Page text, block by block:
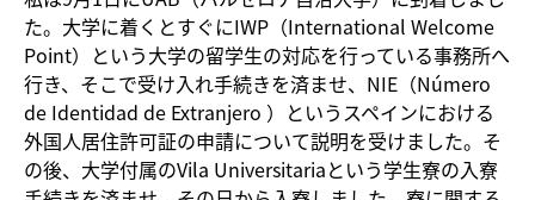
た。大学に着くとすぐにIWP（International Welcome
Point）という大学の留学生の対応を行っている事務所へ
行き、そこで受け入れ手続きを済ませ、NIE（Número
de Identidad de Extranjero ）というスペインにおける
外国人居住許可証の申請について説明を受けました。そ
の後、大学付属のVila Universitariaという学生寮の入寮